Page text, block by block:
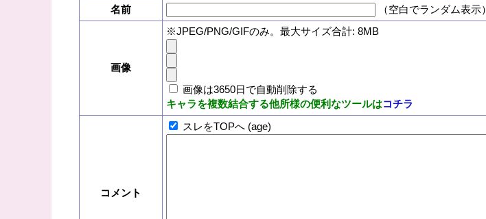
名前 （空白でランダム表示）
画像
※JPEG/PNG/GIFのみ。最大サイズ合計: 8MB
画像は3650日で自動削除する
キャラを複数結合する他所様の便利なツールはコチラ
コメント
スレをTOPへ (age)